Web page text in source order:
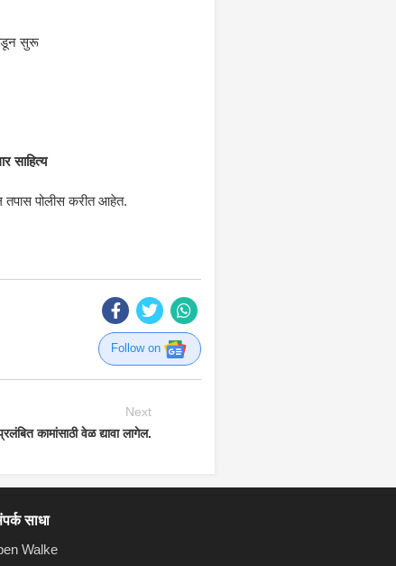
सुरू
साहित्य
तपास पोलीस करीत आहेत.
Follow on
Next
कामांसाठी वेळ द्यावा लागेल.
साधा
Walke